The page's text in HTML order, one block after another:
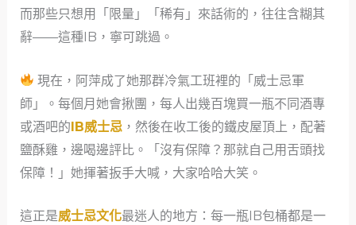
而那些只想用「限量」「稀有」來話術的，往往含糊其
辭——這種IB，寧可跳過。
現在，阿萍成了她那群冷氣工班裡的「威士忌軍
師」。每個月她會揪團，每人出幾百塊買一瓶不同酒專
或酒吧的IB威士忌，然後在收工後的鐵皮屋頂上，配著
鹽酥雞，邊喝邊評比。「沒有保障？那就自己用舌頭找
保障！」她揮著扳手大喊，大家哈哈大笑。
這正是威士忌文化最迷人的地方：每一瓶IB包桶都是一